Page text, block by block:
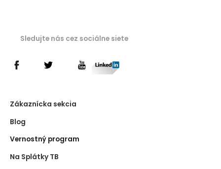
Sledujte nás cez sociálne siete
Zákaznícka sekcia
Blog
Vernostný program
Na Splátky TB